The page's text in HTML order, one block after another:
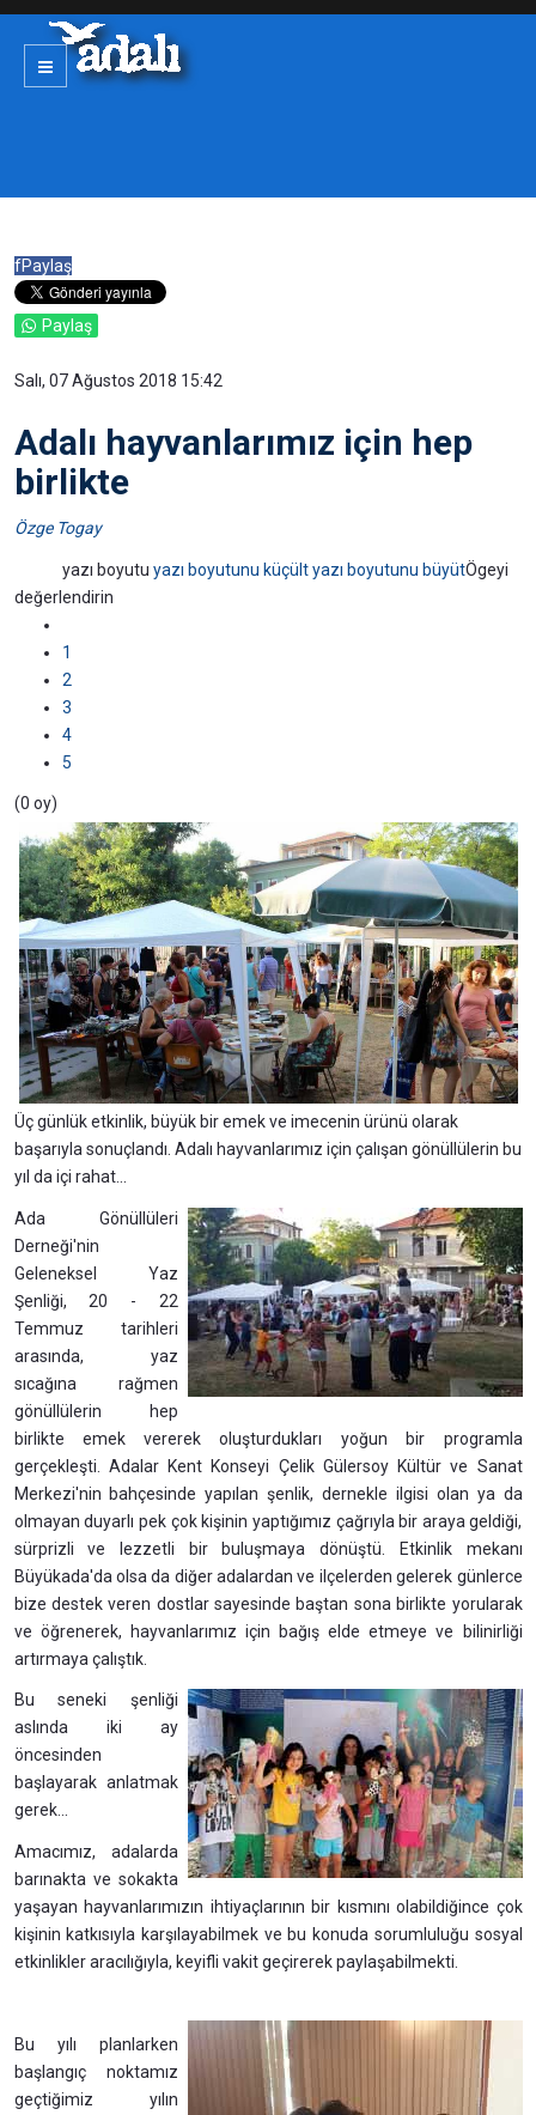
fPaylaş
Paylaş
Salı, 07 Ağustos 2018 15:42
Adalı hayvanlarımız için hep
birlikte
Özge Togay
yazı boyutu yazı boyutunu küçült yazı boyutunu büyütÖgeyi
değerlendirin
1
2
3
4
5
(0 oy)
Üç günlük etkinlik, büyük bir emek ve imecenin ürünü olarak
başarıyla sonuçlandı. Adalı hayvanlarımız için çalışan gönüllülerin bu
yıl da içi rahat...
Ada Gönüllüleri
Derneği'nin
Geleneksel Yaz
Şenliği, 20 - 22
Temmuz tarihleri
arasında, yaz
sıcağına rağmen
gönüllülerin hep
birlikte emek vererek oluşturdukları yoğun bir programla
gerçekleşti. Adalar Kent Konseyi Çelik Gülersoy Kültür ve Sanat
Merkezi'nin bahçesinde yapılan şenlik, dernekle ilgisi olan ya da
olmayan duyarlı pek çok kişinin yaptığımız çağrıyla bir araya geldiği,
sürprizli ve lezzetli bir buluşmaya dönüştü. Etkinlik mekanı
Büyükada'da olsa da diğer adalardan ve ilçelerden gelerek günlerce
bize destek veren dostlar sayesinde baştan sona birlikte yorularak
ve öğrenerek, hayvanlarımız için bağış elde etmeye ve bilinirliği
artırmaya çalıştık.
Bu seneki şenliği
aslında iki ay
öncesinden
başlayarak anlatmak
gerek...
Amacımız, adalarda
barınakta ve sokakta
yaşayan hayvanlarımızın ihtiyaçlarının bir kısmını olabildiğince çok
kişinin katkısıyla karşılayabilmek ve bu konuda sorumluluğu sosyal
etkinlikler aracılığıyla, keyifli vakit geçirerek paylaşabilmekti.
Bu yılı planlarken
başlangıç noktamız
geçtiğimiz yılın